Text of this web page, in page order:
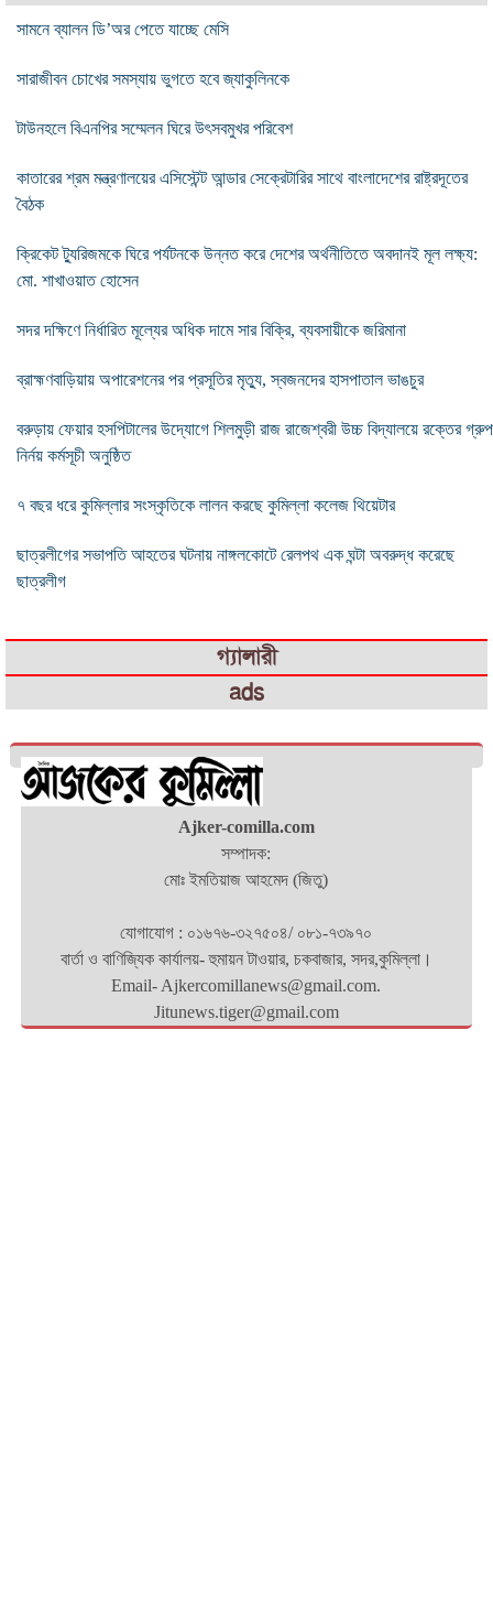
সামনে ব্যালন ডি’অর পেতে যাচ্ছে মেসি
সারাজীবন চোখের সমস্যায় ভুগতে হবে জ্যাকুলিনকে
টাউনহলে বিএনপির সম্মেলন ঘিরে উৎসবমুখর পরিবেশ
কাতারের শ্রম মন্ত্রণালয়ের এসিস্টেন্ট আন্ডার সেক্রেটারির সাথে বাংলাদেশের রাষ্ট্রদূতের
বৈঠক
ক্রিকেট ট্যুরিজমকে ঘিরে পর্যটনকে উন্নত করে দেশের অর্থনীতিতে অবদানই মূল লক্ষ্য:
মো. শাখাওয়াত হোসেন
সদর দক্ষিণে নির্ধারিত মূল্যের অধিক দামে সার বিক্রি, ব্যবসায়ীকে জরিমানা
ব্রাহ্মণবাড়িয়ায় অপারেশনের পর প্রসূতির মৃত্যু, স্বজনদের হাসপাতাল ভাঙচুর
বরুড়ায় ফেয়ার হসপিটালের উদ্যোগে শিলমুড়ী রাজ রাজেশ্বরী উচ্চ বিদ্যালয়ে রক্তের গ্রুপ
নির্নয় কর্মসূচী অনুষ্ঠিত
৭ বছর ধরে কুমিল্লার সংস্কৃতিকে লালন করছে কুমিল্লা কলেজ থিয়েটার
ছাত্রলীগের সভাপতি আহতের ঘটনায় নাঙ্গলকোটে রেলপথ এক ঘন্টা অবরুদ্ধ করেছে
ছাত্রলীগ
গ্যালারী
ads
Ajker-comilla.com
সম্পাদক:
মোঃ ইমতিয়াজ আহমেদ (জিতু)
যোগাযোগ : ০১৬৭৬-৩২৭৫০৪/ ০৮১-৭৩৯৭০
বার্তা ও বাণিজ্যিক কার্যালয়- হুমায়ন টাওয়ার, চকবাজার, সদর,কুমিল্লা।
Email- Ajkercomillanews@gmail.com.
Jitunews.tiger@gmail.com